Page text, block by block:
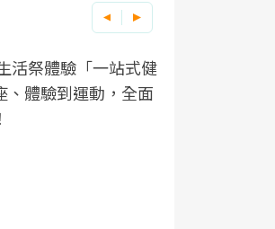
良醫健康網從「換季的身體變化」出
透過醫學觀點與日常感受的對話，建